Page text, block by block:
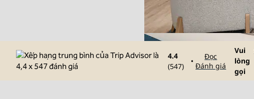
4.4
(547)
•
Đọc
Đánh giá
Vui
lòng
gọi
Gọi